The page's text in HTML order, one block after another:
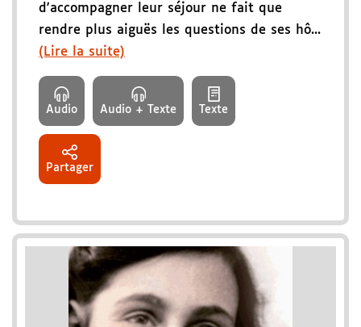
d'accompagner leur séjour ne fait que
rendre plus aiguës les questions de ses hô...
(Lire la suite)
Audio Audio + Texte Texte
Partager